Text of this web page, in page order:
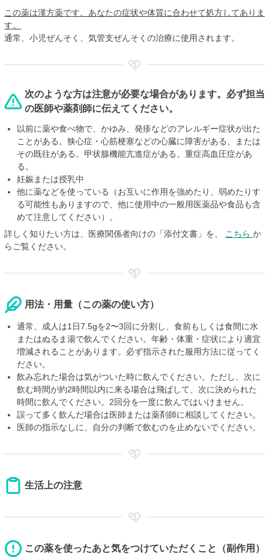
この薬は漢方薬です。あなたの症状や体質に合わせて処方してありま
す。
通常、小児ぜんそく、気管支ぜんそくの治療に使用されます。
次のような方は注意が必要な場合があります。必ず担当
の医師や薬剤師に伝えてください。
以前に薬や食べ物で、かゆみ、発疹などのアレルギー症状が出た
ことがある。狭心症・心筋梗塞などの心臓に障害がある、または
その既往がある。甲状腺機能亢進症がある。重症高血圧症があ
る。
妊娠または授乳中
他に薬などを使っている（お互いに作用を強めたり、弱めたりす
る可能性もありますので、他に使用中の一般用医薬品や食品も含
めて注意してください）。
詳しく知りたい方は、医療関係者向けの「添付文書」を、
こちら か
らご覧ください。
用法・用量（この薬の使い方）
通常、成人は1日7.5gを2〜3回に分割し、食前もしくは食間に水
またはぬるま湯で飲んでください。年齢・体重・症状により適宜
増減されることがあります。必ず指示された服用方法に従ってく
ださい。
飲み忘れた場合は気がついた時に飲んでください。ただし、次に
飲む時間が約2時間以内に来る場合は飛ばして、次に決められた
時間に飲んでください。2回分を一度に飲んではいけません。
誤って多く飲んだ場合は医師または薬剤師に相談してください。
医師の指示なしに、自分の判断で飲むのを止めないでください。
生活上の注意
この薬を使ったあと気をつけていただくこと（副作用）